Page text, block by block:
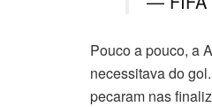
Pouco a pouco, a
necessitava do
pecaram nas